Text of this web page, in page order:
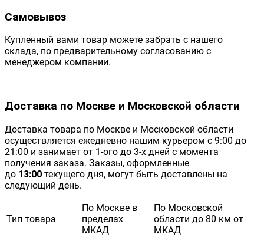
Самовывоз
Купленный вами товар можете забрать с нашего
склада, по предварительному согласованию с
менеджером компании.
Доставка по Москве и Московской области
Доставка товара по Москве и Московской области
осуществляется ежедневно нашим курьером с 9:00 до
21:00 и занимает от 1-ого до 3-х дней с момента
получения заказа. Заказы, оформленные
до 13:00 текущего дня, могут быть доставлены на
следующий день.
Тип товара
По Москве в
пределах
МКАД
По Московской
области до 80 км от
МКАД